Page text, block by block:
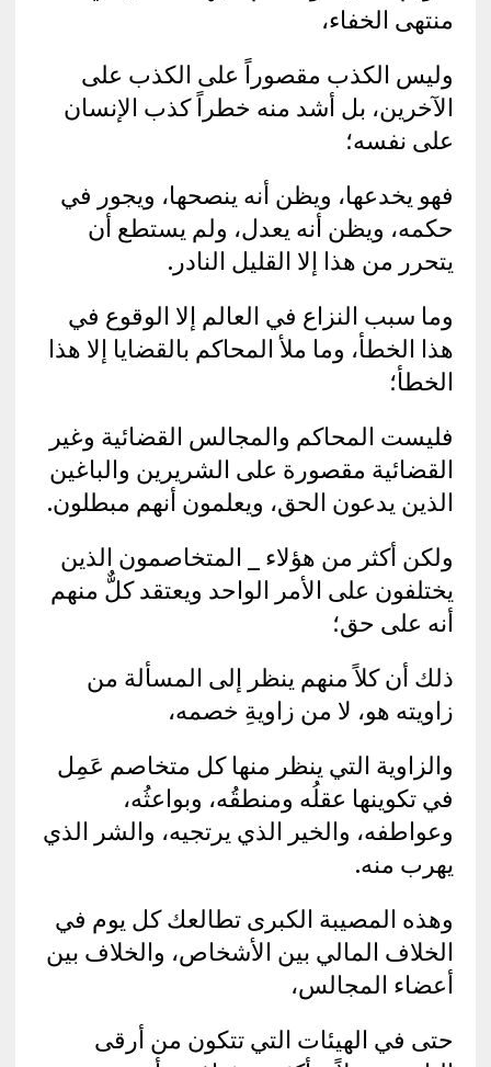
منتهى الخفاء،
وليس الكذب مقصوراً على الكذب على
الآخرين، بل أشد منه خطراً كذب الإنسان
على نفسه؛
فهو يخدعها، ويظن أنه ينصحها، ويجور في
حكمه، ويظن أنه يعدل، ولم يستطع أن
يتحرر من هذا إلا القليل النادر.
وما سبب النزاع في العالم إلا الوقوع في
هذا الخطأ، وما ملأ المحاكم بالقضايا إلا هذا
الخطأ؛
فليست المحاكم والمجالس القضائية وغير
القضائية مقصورة على الشريرين والباغين
الذين يدعون الحق، ويعلمون أنهم مبطلون.
ولكن أكثر من هؤلاء _ المتخاصمون الذين
يختلفون على الأمر الواحد ويعتقد كلٌّ منهم
أنه على حق؛
ذلك أن كلاً منهم ينظر إلى المسألة من
زاويته هو، لا من زاويةِ خصمه،
والزاوية التي ينظر منها كل متخاصم عَمِل
في تكوينها عقلُه ومنطقُه، وبواعثُه،
وعواطفه، والخير الذي يرتجيه، والشر الذي
يهرب منه.
وهذه المصيبة الكبرى تطالعك كل يوم في
الخلاف المالي بين الأشخاص، والخلاف بين
أعضاء المجالس،
حتى في الهيئات التي تتكون من أرقى